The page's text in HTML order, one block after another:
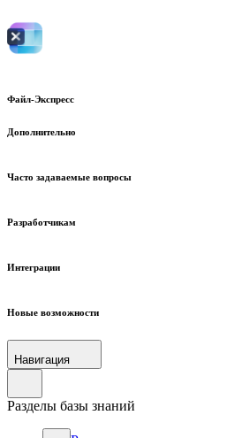
Файл-Экспресс
Дополнительно
Часто задаваемые вопросы
Разработчикам
Интеграции
Новые возможности
Навигация
Разделы базы знаний